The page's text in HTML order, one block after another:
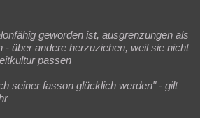
geworden ist, ausgrenzungen als
- über andere herzuziehen, weil sie nicht
passen
seiner fasson glücklich werden" - gilt